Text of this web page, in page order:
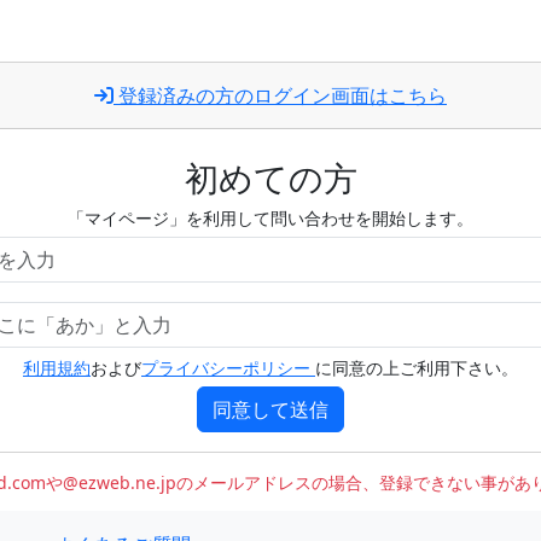
登録済みの方のログイン画面はこちら
初めての方
「マイページ」を利用して問い合わせを開始します。
利用規約およびプライバシーポリシー に同意の上ご利用下さい。
同意して送信
や@ezweb.ne.jpのメールアドレスの場合、登録できない事があ